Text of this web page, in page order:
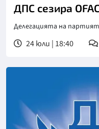
ДПС сезира
Делегацията на
24 юли | 18:40